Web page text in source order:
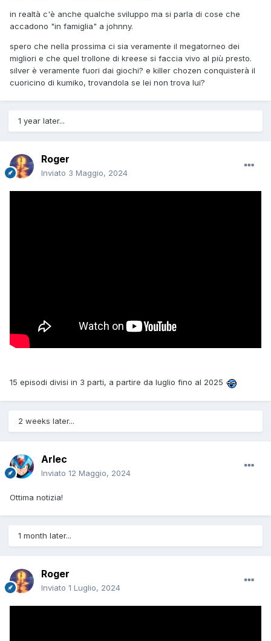
in realtà c'è anche qualche sviluppo ma si parla di cose che
accadono "in famiglia" a johnny.
spero che nella prossima ci sia veramente il megatorneo dei
migliori e che quel trollone di kreese si faccia vivo al più presto.
silver è veramente fuori dai giochi? e killer chozen conquisterà il
cuoricino di kumiko, trovandola se lei non trova lui?
1 year later...
Roger
Inviato 3 Maggio, 2024
15 episodi divisi in 3 parti, a partire da luglio fino al 2025
2 weeks later...
Arlec
Inviato 12 Maggio, 2024
Ottima notizia!
1 month later...
Roger
Inviato 1 Luglio, 2024